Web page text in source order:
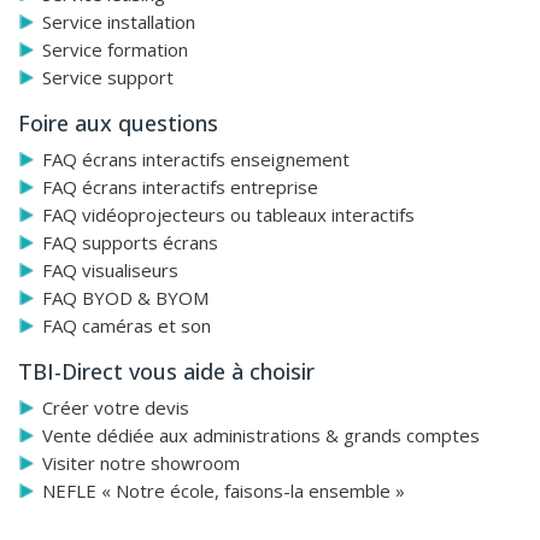
support est en acier mécano-soudé, avec un guidage à
roulement à billes sur une glissière en aluminium.
L'ensemble pèse au total 125,5 kg.
Service installation
Service formation
Service support
Foire aux questions
FAQ écrans interactifs enseignement
FAQ écrans interactifs entreprise
FAQ vidéoprojecteurs ou tableaux interactifs
FAQ supports écrans
FAQ visualiseurs
FAQ BYOD & BYOM
FAQ caméras et son
TBI-Direct vous aide à choisir
Créer votre devis
Vente dédiée aux administrations & grands comptes
Visiter notre showroom
NEFLE « Notre école, faisons-la ensemble »